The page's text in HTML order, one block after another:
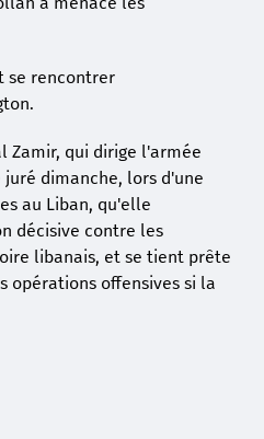
se rencontrer
Zamir, qui dirige l'armée
dimanche, lors d'une
au Liban, qu'elle
décisive contre les
libanais, et se tient prête
opérations offensives si la